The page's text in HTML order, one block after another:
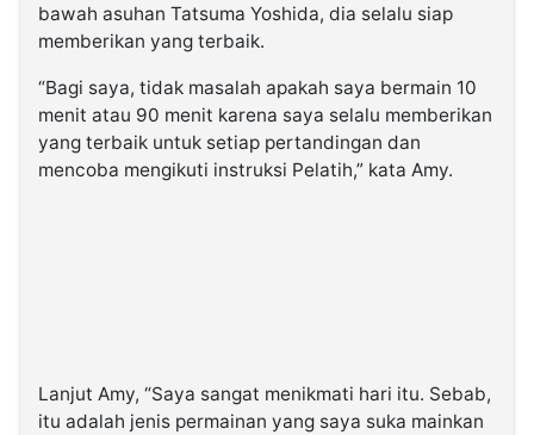
bawah asuhan Tatsuma Yoshida, dia selalu siap
memberikan yang terbaik.
“Bagi saya, tidak masalah apakah saya bermain 10
menit atau 90 menit karena saya selalu memberikan
yang terbaik untuk setiap pertandingan dan
mencoba mengikuti instruksi Pelatih,” kata Amy.
Lanjut Amy, “Saya sangat menikmati hari itu. Sebab,
itu adalah jenis permainan yang saya suka mainkan